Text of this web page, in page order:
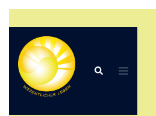
Inhalt
springen
Suche Menü